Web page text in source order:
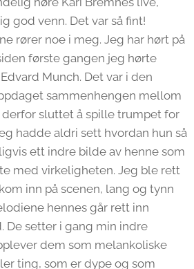
god venn. Det var så fint!
rører noe i meg. Jeg har hørt på
første gangen jeg hørte
Munch. Det var i den
sammenhengen mellom
sluttet å spille trumpet for
hadde aldri sett hvordan hun så
ett indre bilde av henne som
med virkeligheten. Jeg ble rett
inn på scenen, lang og tynn
hennes går rett inn
De setter i gang min indre
dem som melankoliske
ting, som er dype og som